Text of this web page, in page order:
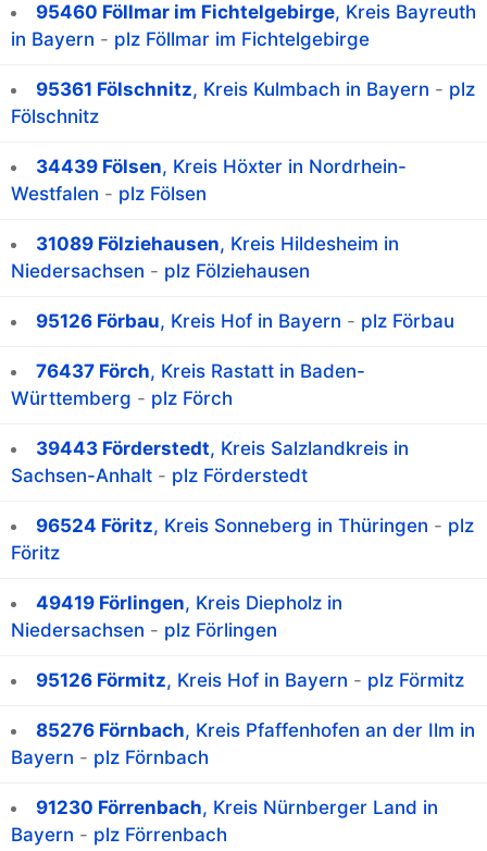
95460 Föllmar im Fichtelgebirge, Kreis Bayreuth
in Bayern - plz Föllmar im Fichtelgebirge
95361 Fölschnitz, Kreis Kulmbach in Bayern - plz
Fölschnitz
34439 Fölsen, Kreis Höxter in Nordrhein-
Westfalen - plz Fölsen
31089 Fölziehausen, Kreis Hildesheim in
Niedersachsen - plz Fölziehausen
95126 Förbau, Kreis Hof in Bayern - plz Förbau
76437 Förch, Kreis Rastatt in Baden-
Württemberg - plz Förch
39443 Förderstedt, Kreis Salzlandkreis in
Sachsen-Anhalt - plz Förderstedt
96524 Föritz, Kreis Sonneberg in Thüringen - plz
Föritz
49419 Förlingen, Kreis Diepholz in
Niedersachsen - plz Förlingen
95126 Förmitz, Kreis Hof in Bayern - plz Förmitz
85276 Förnbach, Kreis Pfaffenhofen an der Ilm in
Bayern - plz Förnbach
91230 Förrenbach, Kreis Nürnberger Land in
Bayern - plz Förrenbach